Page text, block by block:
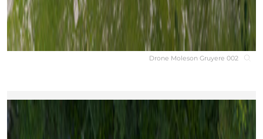
Drone Moleson Gruyere 002